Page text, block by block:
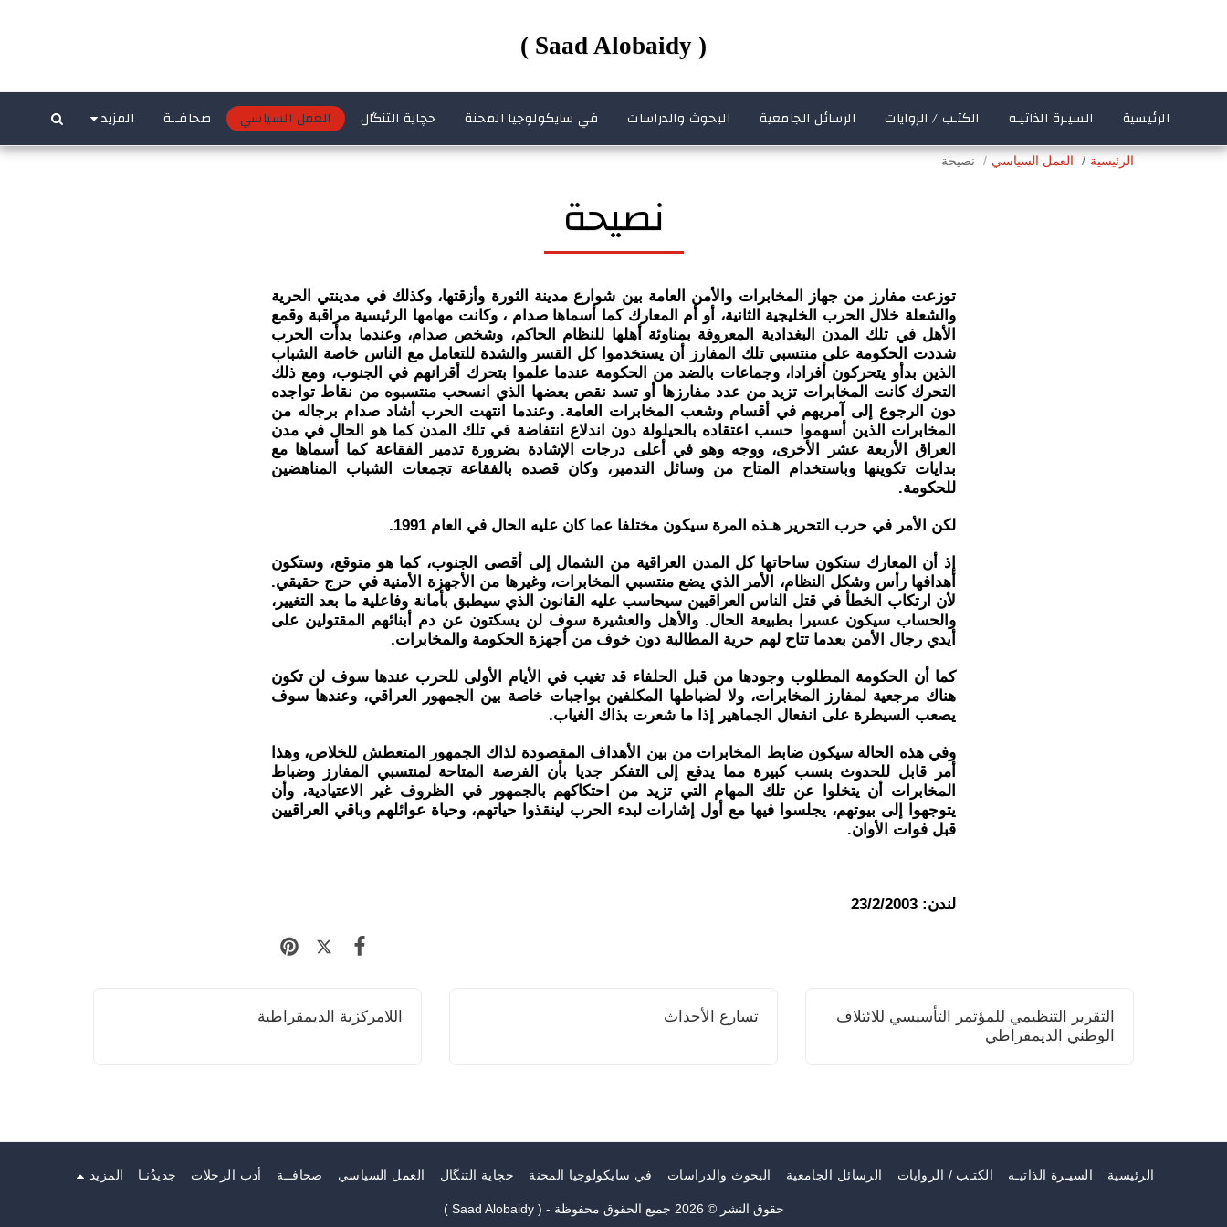
( Saad Alobaidy )
الرئيسية السيـرة الذاتيـه الكتـب / الروايات الرسائل الجامعية البحوث والدراسات في سايكولوجيا المحنة حچاية التنگال العمل السياسي صحافــة المزيد
الرئيسية العمل السياسي نصيحة
نصيحة
توزعت مفارز من جهاز المخابرات والأمن العامة بين شوارع مدينة الثورة وأزقتها، وكذلك في مدينتي الحرية
والشعلة خلال الحرب الخليجية الثانية، أو أم المعارك كما أسماها صدام ، وكانت مهامها الرئيسية مراقبة وقمع
الأهل في تلك المدن البغدادية المعروفة بمناوئة أهلها للنظام الحاكم، وشخص صدام، وعندما بدأت الحرب
شددت الحكومة على منتسبي تلك المفارز أن يستخدموا كل القسر والشدة للتعامل مع الناس خاصة الشباب
الذين بدأو يتحركون أفرادا، وجماعات بالضد من الحكومة عندما علموا بتحرك أقرانهم في الجنوب، ومع ذلك
التحرك كانت المخابرات تزيد من عدد مفارزها أو تسد نقص بعضها الذي انسحب منتسبوه من نقاط تواجده
دون الرجوع إلى آمريهم في أقسام وشعب المخابرات العامة. وعندما انتهت الحرب أشاد صدام برجاله من
المخابرات الذين أسهموا حسب اعتقاده بالحيلولة دون اندلاع انتفاضة في تلك المدن كما هو الحال في مدن
العراق الأربعة عشر الأخرى، ووجه وهو في أعلى درجات الإشادة بضرورة تدمير الفقاعة كما أسماها مع
بدايات تكوينها وباستخدام المتاح من وسائل التدمير، وكان قصده بالفقاعة تجمعات الشباب المناهضين
للحكومة.
لكن الأمر في حرب التحرير هـذه المرة سيكون مختلفا عما كان عليه الحال في العام 1991.
إذ أن المعارك ستكون ساحاتها كل المدن العراقية من الشمال إلى أقصى الجنوب، كما هو متوقع، وستكون
أهدافها رأس وشكل النظام، الأمر الذي يضع منتسبي المخابرات، وغيرها من الأجهزة الأمنية في حرج حقيقي.
لأن ارتكاب الخطأ في قتل الناس العراقيين سيحاسب عليه القانون الذي سيطبق بأمانة وفاعلية ما بعد التغيير،
والحساب سيكون عسيرا بطبيعة الحال. والأهل والعشيرة سوف لن يسكتون عن دم أبنائهم المقتولين على
أيدي رجال الأمن بعدما تتاح لهم حرية المطالبة دون خوف من أجهزة الحكومة والمخابرات.
كما أن الحكومة المطلوب وجودها من قبل الحلفاء قد تغيب في الأيام الأولى للحرب عندها سوف لن تكون
هناك مرجعية لمفارز المخابرات، ولا لضباطها المكلفين بواجبات خاصة بين الجمهور العراقي، وعندها سوف
يصعب السيطرة على انفعال الجماهير إذا ما شعرت بذاك الغياب.
وفي هذه الحالة سيكون ضابط المخابرات من بين الأهداف المقصودة لذاك الجمهور المتعطش للخلاص، وهذا
أمر قابل للحدوث بنسب كبيرة مما يدفع إلى التفكر جديا بأن الفرصة المتاحة لمنتسبي المفارز وضباط
المخابرات أن يتخلوا عن تلك المهام التي تزيد من احتكاكهم بالجمهور في الظروف غير الاعتيادية، وأن
يتوجهوا إلى بيوتهم، يجلسوا فيها مع أول إشارات لبدء الحرب لينقذوا حياتهم، وحياة عوائلهم وباقي العراقيين
قبل فوات الأوان.
لندن: 23/2/2003
التقرير التنظيمي للمؤتمر التأسيسي للائتلاف
الوطني الديمقراطي
تسارع الأحداث اللامركزية الديمقراطية
الرئيسية السيـرة الذاتيـه الكتـب / الروايات الرسائل الجامعية البحوث والدراسات في سايكولوجيا المحنة حچاية التنگال العمل السياسي صحافــة أدب الرحلات جديدُنـا المزيد
حقوق النشر © 2026 جميع الحقوق محفوظة - ( Saad Alobaidy )